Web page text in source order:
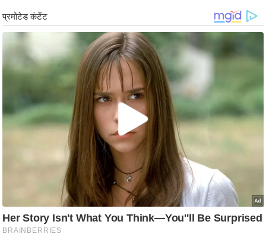
ष
ण
स
सा
यि
क
स्तं
भ